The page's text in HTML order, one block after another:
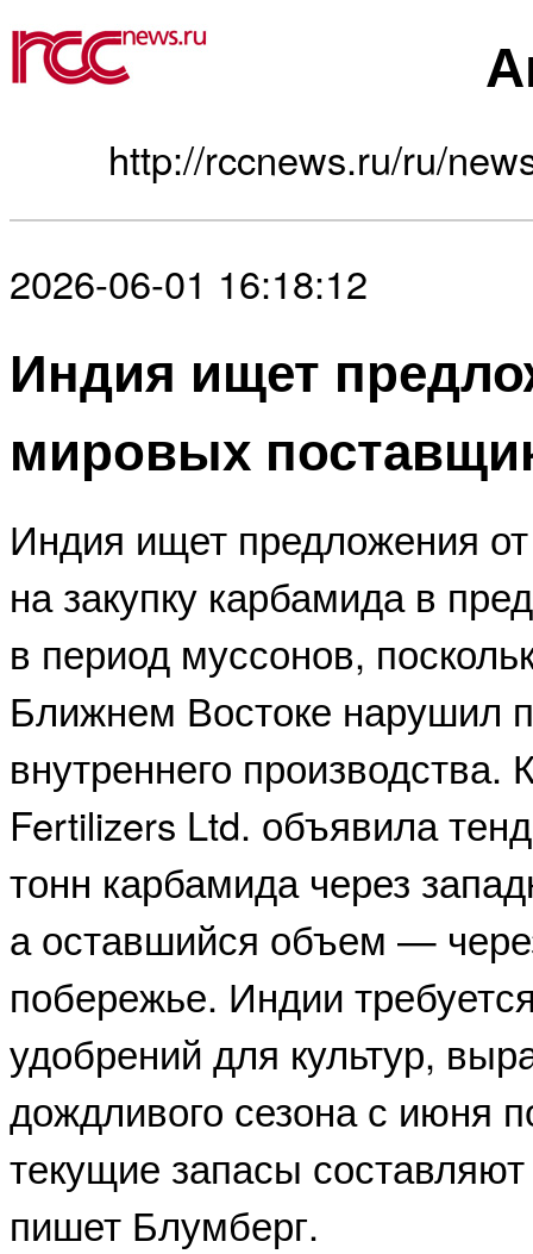
http://rccnews.ru/ru/
2026-06-01 16:18:12
Индия ищет
мировых
Индия ищет предложения
на закупку карбамида в
в период муссонов,
Ближнем Востоке нарушил
внутреннего
Fertilizers Ltd. объявила
тонн карбамида через
а оставшийся объем —
побережье. Индии
удобрений для культур,
дождливого сезона с июня
текущие запасы
пишет Блумберг.